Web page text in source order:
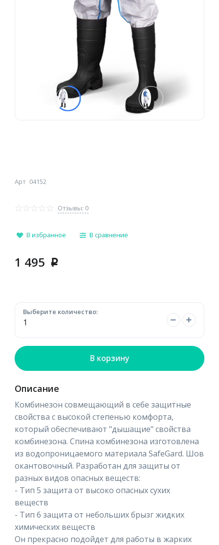
Арт 04152
Отзывы: 0
В избранное В сравнение
1 495 p
Выберите количество:
В корзину
Описание
Комбинезон совмещающий в себе защитные
свойства с высокой степенью комфорта,
который обеспечивают "дышащие" свойства
комбинезона. Спина комбинезона изготовлена
из водопроницаемого материала SafeGard. Шов
окантовочный. Разработан для защиты от
разных видов опасных веществ:
- Тип 5 защита от высоко опасных сухих
веществ
- Тип 6 защита от небольших брызг жидких
химических веществ
Он прекрасно подойдет для работы в жарких